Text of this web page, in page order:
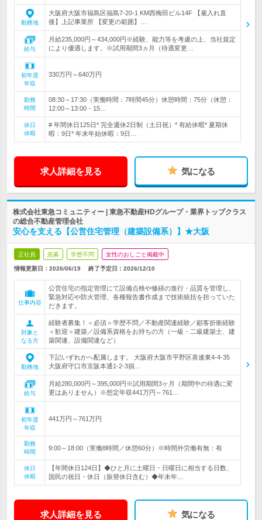
勤務地
大阪府大阪市福島区福島7-20-1 KM西梅田ビル14F 【雇入れ直
後】上記事業所 【変更の範囲】…
給与
月給235,000円～434,000円※経験、能力等を考慮の上、当社規定
により優遇します。※試用期間3ヵ月（待遇変更…
初年度
年収
330万円～640万円
勤務
時間
08:30～17:30（実働時間：7時間45分）休憩時間：75分（休憩：
12:00～13:00・15…
休日
休暇
# 年間休日125日* 完全週休2日制（土日祝）* 有給休暇* 夏期休
暇：9日* 年末年始休暇：9日…
求人詳細を見る 気になる
株式会社東急コミュニティー | 東急不動産HDグループ・業界トップクラス
の総合不動産管理会社
安心を支える【公営住宅管理（建築設備系）】★大阪
正社員 急募 学歴不問 女性のおしごと掲載中
情報更新日：2026/06/19 終了予定日： 2026/12/10
仕事内容
公営住宅の指定管理にて設備点検や修繕の進行・品質を管理し、
緊急対応や防火管理、各種報告書作成まで技術統括を担っていた
だきます。
対象と
なる方
経験者募集！＜必須＞学歴不問／不動産関連経験／顧客折衝経験
＜歓迎＞建築／設備系資格をお持ちの方（一級・二級建築士、建
築関連、設備関連など）
勤務地
下記いずれかへ配属します。 大阪府大阪市平野区喜連東4-4-35
大阪府守口市京阪本通1-2-3損…
給与
月給280,000円～395,000円※試用期間3ヶ月（期間中の待遇に変
更はありません）※想定年収441万円～761…
初年度
年収
441万円～761万円
勤務
時間
9:00～18:00（実働8時間／休憩60分）※時間外労働有無：有
休日
休暇
【年間休日124日】◆ひと月に土曜日・日曜日に相当する日数、
国民の祝日・休日（振替休日含む）◆年末年…
求人詳細を見る 気になる